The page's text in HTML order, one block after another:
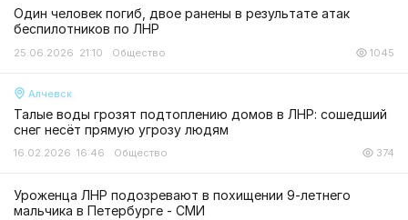
Один человек погиб, двое ранены в результате атак
беспилотников по ЛНР
25.06.2026 21:10 Общество 1045
Алчевск
Талые воды грозят подтоплению домов в ЛНР: сошедший
снег несёт прямую угрозу людям
16.02.2026 16:46 Общество 374
Уроженца ЛНР подозревают в похищении 9-летнего
мальчика в Петербурге - СМИ